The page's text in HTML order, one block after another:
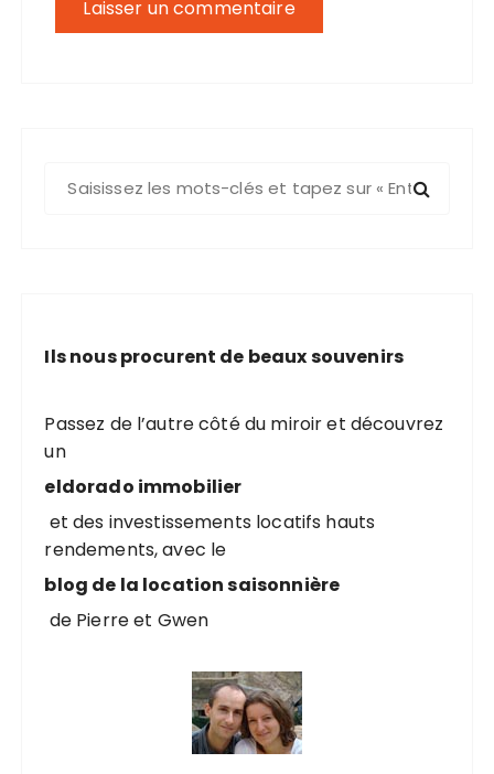
h
p
o
u
:
Ils nous procurent de beaux souvenirs
Passez de l’autre côté du miroir et découvrez
un
eldorado immobilier
et des investissements locatifs hauts
rendements, avec le
blog de la location saisonnière
de Pierre et Gwen